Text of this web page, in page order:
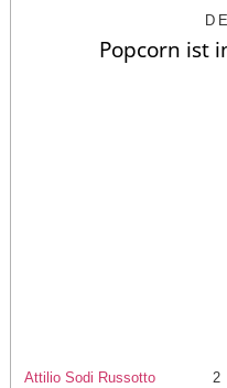
Popcorn ist
Attilio Sodi Russotto 2